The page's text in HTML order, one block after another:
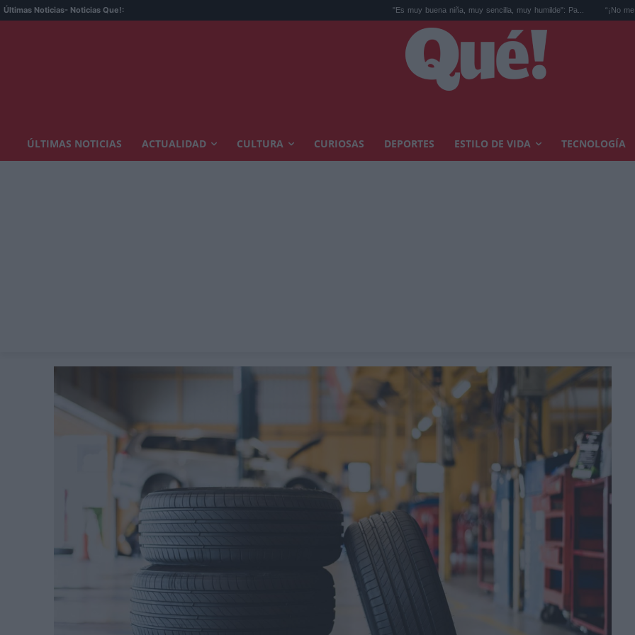
Últimas Noticias- Noticias Que!: "Es muy buena niña, muy sencilla, muy humilde": Pa... “¡No me grites, no
ÚLTIMAS NOTICIAS ACTUALIDAD CULTURA CURIOSAS DEPORTES ESTILO DE VIDA TECNOLOGÍA